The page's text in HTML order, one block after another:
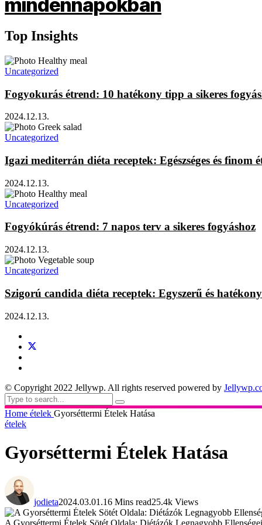
Top Insights
Uncategorized
Fogyokurás étrend: 10 hatékony tipp a sikeres
2024.12.13.
Uncategorized
Igazi mediterrán diéta receptek: Egészséges és finom
2024.12.13.
Uncategorized
Fogyókúrás étrend: 7 napos terv a sikeres fogyáshoz
2024.12.13.
Uncategorized
Szigorú candida diéta receptek: Egyszerű és
2024.12.13.
© Copyright 2022 Jellywp. All rights reserved powered by
Home ételek Gyorséttermi Ételek Hatása
ételek
Gyorséttermi Ételek Hatása
jodieta2024.03.01.16 Mins read25.4k Views